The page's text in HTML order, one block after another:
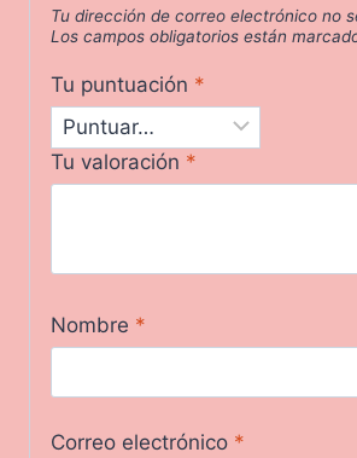
Tu dirección de correo electrónico no
Los campos obligatorios están
Tu puntuación *
Tu valoración *
Nombre *
Correo electrónico *